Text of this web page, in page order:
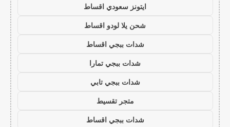
ايتونز سعودي اقساط
شحن يلا لودو اقساط
شدات ببجي اقساط
شدات ببجي تمارا
شدات ببجي تابي
متجر تقسيط
شدات ببجي اقساط